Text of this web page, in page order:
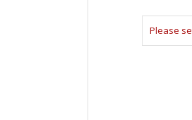
Please